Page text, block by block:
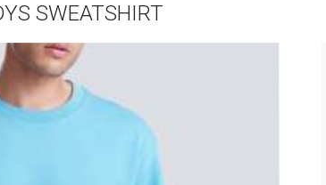
SWEATSHIRT